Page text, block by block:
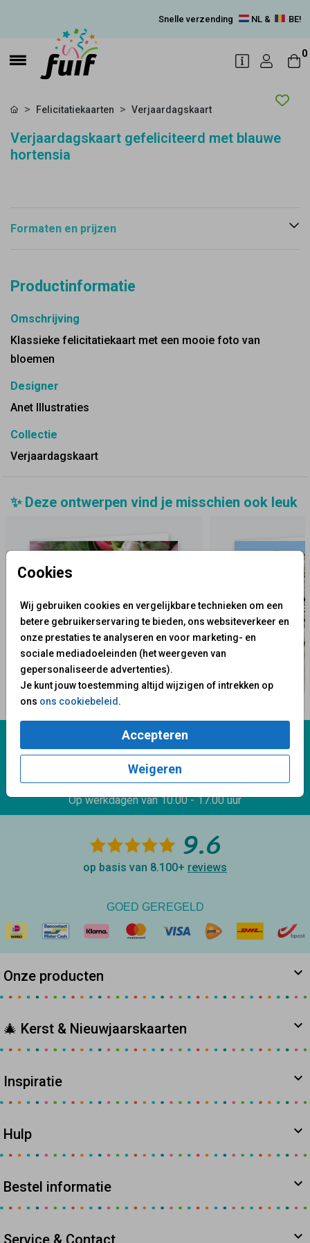
Snelle verzending NL & BE!
0
Cookies
Wij gebruiken cookies en vergelijkbare technieken om een
betere gebruikerservaring te bieden, ons websiteverkeer en
onze prestaties te analyseren en voor marketing- en
sociale mediadoeleinden (het weergeven van
gepersonaliseerde advertenties).
Je kunt jouw toestemming altijd wijzigen of intrekken op
ons ons cookiebeleid.
Accepteren
Weigeren
Felicitatiekaarten Verjaardagskaart
Verjaardagskaart gefeliciteerd met blauwe
hortensia
Formaten en prijzen
Productinformatie
Omschrijving
Klassieke felicitatiekaart met een mooie foto van
bloemen
Designer
Anet Illustraties
Collectie
Verjaardagskaart
✨ Deze ontwerpen vind je misschien ook leuk
Wij staan voor je klaar!
Mail ons:info@fuif.nl
Op werkdagen van10.00 - 17.00 uur
9.6
op basis van 8.100+ reviews
GOED GEREGELD
Onze producten
🎄 Kerst & Nieuwjaarskaarten
Inspiratie
Hulp
Bestel informatie
Service & Contact